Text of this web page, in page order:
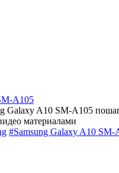
A105
Galaxy A10 SM-A105
материалами
#Samsung Galaxy A10 SM-